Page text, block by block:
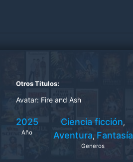
Otros Titulos:
Avatar: Fire and Ash
2025
Año
Ciencia ficción,
Aventura, Fantasía
Generos